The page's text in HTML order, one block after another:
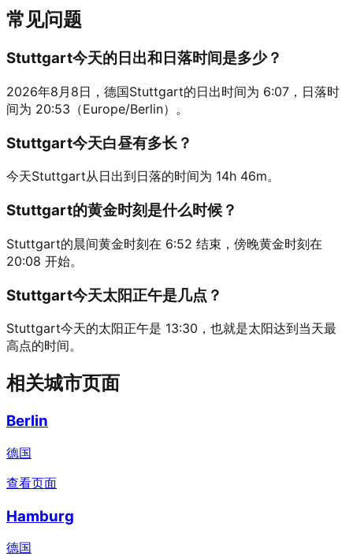
常见问题
Stuttgart今天的日出和日落时间是多少？
2026年8月8日，德国Stuttgart的日出时间为 6:07，日落时
间为 20:53（Europe/Berlin）。
Stuttgart今天白昼有多长？
今天Stuttgart从日出到日落的时间为 14h 46m。
Stuttgart的黄金时刻是什么时候？
Stuttgart的晨间黄金时刻在 6:52 结束，傍晚黄金时刻在
20:08 开始。
Stuttgart今天太阳正午是几点？
Stuttgart今天的太阳正午是 13:30，也就是太阳达到当天最
高点的时间。
相关城市页面
Berlin
德国
查看页面
Hamburg
德国